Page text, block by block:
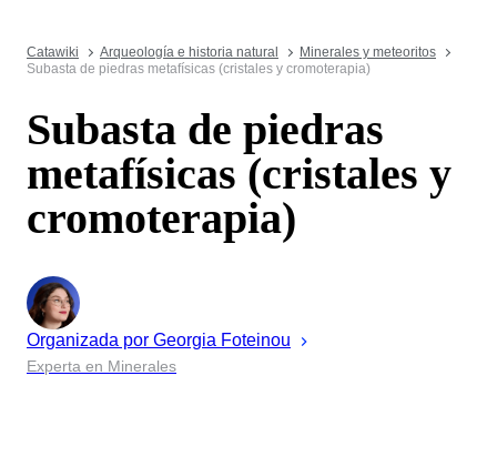
Catawiki Arqueología e historia natural
Minerales y meteoritos
Subasta de piedras metafísicas (cristales y cromoterapia)
Subasta de piedras
metafísicas (cristales y
cromoterapia)
Organizada por Georgia Foteinou
Experta en Minerales